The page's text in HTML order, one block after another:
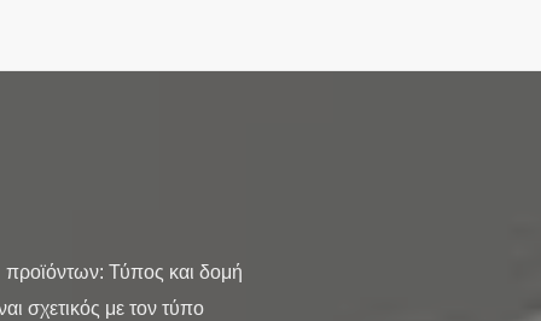
προϊόντων: Τύπος και δομή
σχετικός με τον τύπο